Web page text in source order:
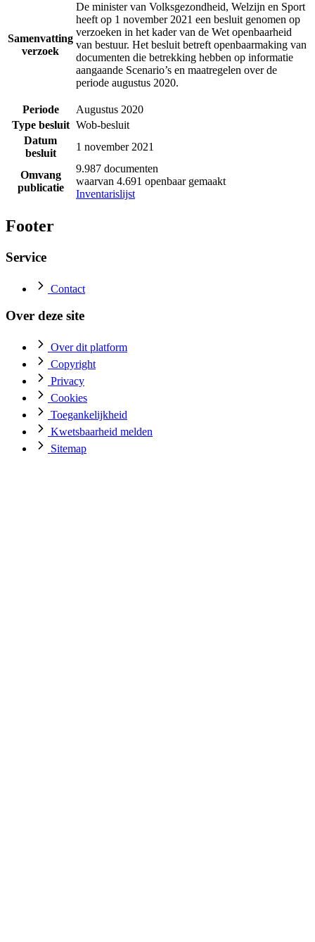
Samenvatting
verzoek
De minister van Volksgezondheid, Welzijn en Sport
heeft op 1 november 2021 een besluit genomen op
verzoeken in het kader van de Wet openbaarheid
van bestuur. Het besluit betreft openbaarmaking van
documenten die betrekking hebben op informatie
aangaande Scenario’s en maatregelen over de
periode augustus 2020.
Periode
Augustus 2020
Type besluit Wob-besluit
Datum
besluit
1 november 2021
Omvang
publicatie
9.987 documenten
waarvan 4.691 openbaar gemaakt
Inventarislijst
Footer
Service
Contact
Over deze site
Over dit platform
Copyright
Privacy
Cookies
Toegankelijkheid
Kwetsbaarheid melden
Sitemap